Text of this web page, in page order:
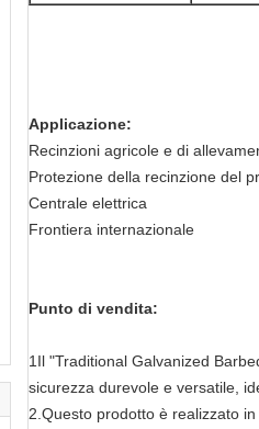
Applicazione:
Recinzioni agricole e di
Protezione della recinzione del
Centrale elettrica
Frontiera internazionale
Punto di vendita:
1Il "Traditional Galvanized
sicurezza durevole e versatile,
2.Questo prodotto è realizzato